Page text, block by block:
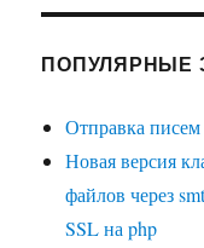
ПОПУЛЯРНЫЕ
Отправка писем
Новая версия
файлов через
SSL на php